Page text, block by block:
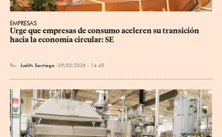
EMPRESAS
Urge que empresas de consumo aceleren su transición
hacia la economía circular: SE
Por Judith Santiago 29/03/2026 - 14:45